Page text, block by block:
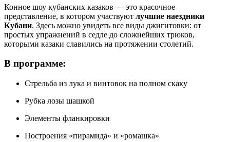
Конное шоу кубанских казаков — это красочное
представление, в котором участвуют лучшие наездники
Кубани. Здесь можно увидеть все виды джигитовки: от
простых упражнений в седле до сложнейших трюков,
которыми казаки славились на протяжении столетий.
В программе:
Стрельба из лука и винтовок на полном скаку
Рубка лозы шашкой
Элементы фланкировки
Построения «пирамида» и «ромашка»